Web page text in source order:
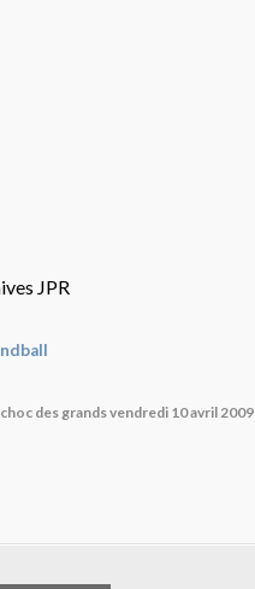
JPR
des grands vendredi 10 avril 2009